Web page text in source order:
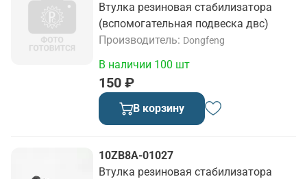
Втулка резиновая стабилизатора
(вспомогательная подвеска двс)
Производитель
Dongfeng
150 ₽
В наличии 100 шт
В корзину
10ZB8A-01027
Втулка резиновая стабилизатора